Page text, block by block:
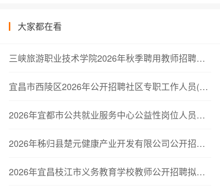
大家都在看
三峡旅游职业技术学院2026年秋季聘用教师招聘公告
宜昌市西陵区2026年公开招聘社区专职工作人员(网格员)体检公告
2026年宜都市公共就业服务中心公益性岗位人员招聘公告
2026年秭归县楚元健康产业开发有限公司公开招聘人员面试成绩公告
2026年宜昌枝江市义务教育学校教师公开招聘拟聘用人员公示公告